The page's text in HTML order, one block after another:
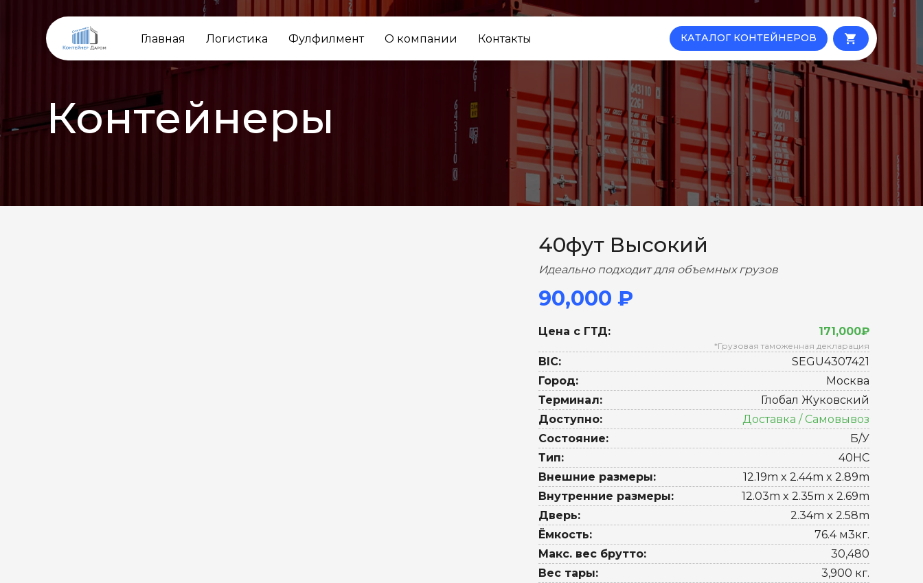
Главная Логистика Фулфилмент О компании Контакты КАТАЛОГ КОНТЕЙНЕРОВ local_grocery_store
Контейнеры
40фут Высокий
Идеально подходит для объемных грузов
90,000 ₽
Цена с ГТД: 171,000₽
*Грузовая таможенная декларация
BIC:
SEGU4307421
Город:
Москва
Терминал:
Глобал Жуковский
Доступно:
Доставка / Самовывоз
Состояние:
Б/У
Тип:
40HC
Внешние размеры:
12.19m x 2.44m x 2.89m
Внутренние размеры:
12.03m x 2.35m x 2.69m
Дверь:
2.34m x 2.58m
Ёмкость:
76.4 м3кг.
Макс. вес брутто:
30,480
Вес тары:
3,900 кг.